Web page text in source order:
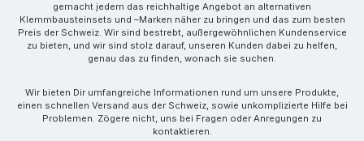
gemacht jedem das reichhaltige Angebot an alternativen
Klemmbausteinsets und –Marken näher zu bringen und das zum besten
Preis der Schweiz. Wir sind bestrebt, außergewöhnlichen Kundenservice
zu bieten, und wir sind stolz darauf, unseren Kunden dabei zu helfen,
genau das zu finden, wonach sie suchen.
Wir bieten Dir umfangreiche Informationen rund um unsere Produkte,
einen schnellen Versand aus der Schweiz, sowie unkomplizierte Hilfe bei
Problemen. Zögere nicht, uns bei Fragen oder Anregungen zu
kontaktieren.